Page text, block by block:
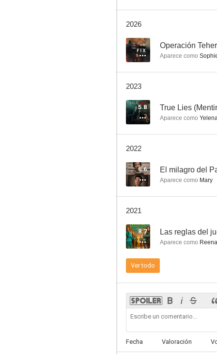
7.0
2026
-- Operación
Aparece como
2023
5.8 True Lies
Aparece como
2022
6.6 El milagro del
Aparece como Mary
2021
8.7 Las reglas del
Aparece como
Ver todo
Fecha Valoración